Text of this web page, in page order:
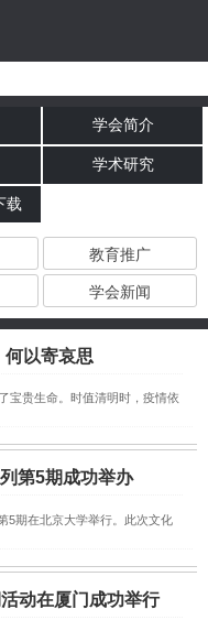
学会简介
学术研究
载
教育推广
学会新闻
何以寄哀思
宝贵生命。时值清明时，疫情依
第5期成功举办
5期在北京大学举行。此次文化
动在厦门成功举行